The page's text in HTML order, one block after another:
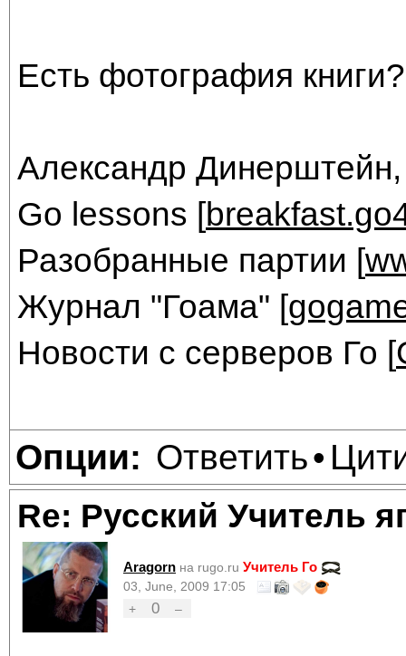
Есть фотография книги?
Александр Динерштейн,
Go lessons [
Разобранные партии [
Журнал "Гоама" [
Новости с серверов Го [
Опции: Ответить•
Re: Русский Учитель
Aragorn на rugo.ru Учитель Го
03, June, 2009 17:05
+
0 –